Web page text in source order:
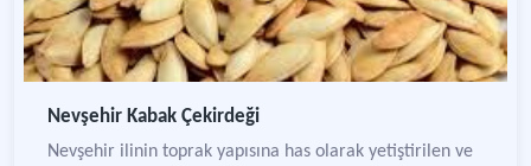
Nevşehir Kabak Çekirdeği
Nevşehir ilinin toprak yapısına has olarak yetiştirilen ve